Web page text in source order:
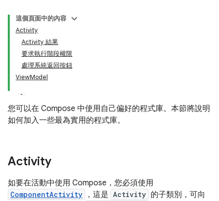
這個頁面中的內容
Activity
Activity 結果
要求執行階段權限
處理系統返回按鈕
ViewModel
您可以在 Compose 中使用自己偏好的程式庫。本節將說明
如何加入一些最為實用的程式庫。
Activity
如要在活動中使用 Compose，您必須使用
ComponentActivity ，這是 Activity 的子類別，可向